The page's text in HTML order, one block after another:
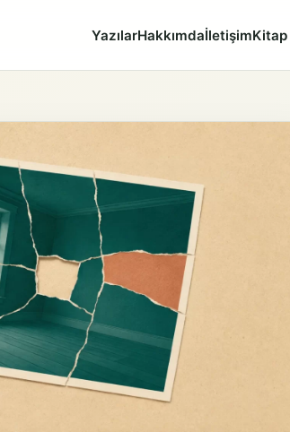
YazılarHakkımdaİletişimKitap